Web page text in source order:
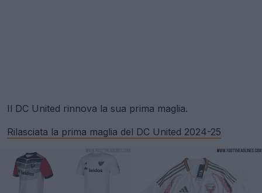
Il DC United rinnova la sua prima maglia.
Rilasciata la prima maglia del DC United 2024-25